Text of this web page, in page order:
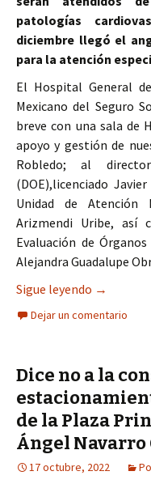
patologías
diciembre llegó el
para la atención
El Hospital General
Mexicano del Seguro
breve con una sala de
apoyo y gestión de
Robledo; al
(DOE),licenciado
Unidad de Atención
Arizmendi Uribe,
Evaluación de
Alejandra Guadalupe
Sigue leyendo Avanza
→
Dejar un comentario
Dice no a la
de la Plaza
Ángel
17 octubre, 2022